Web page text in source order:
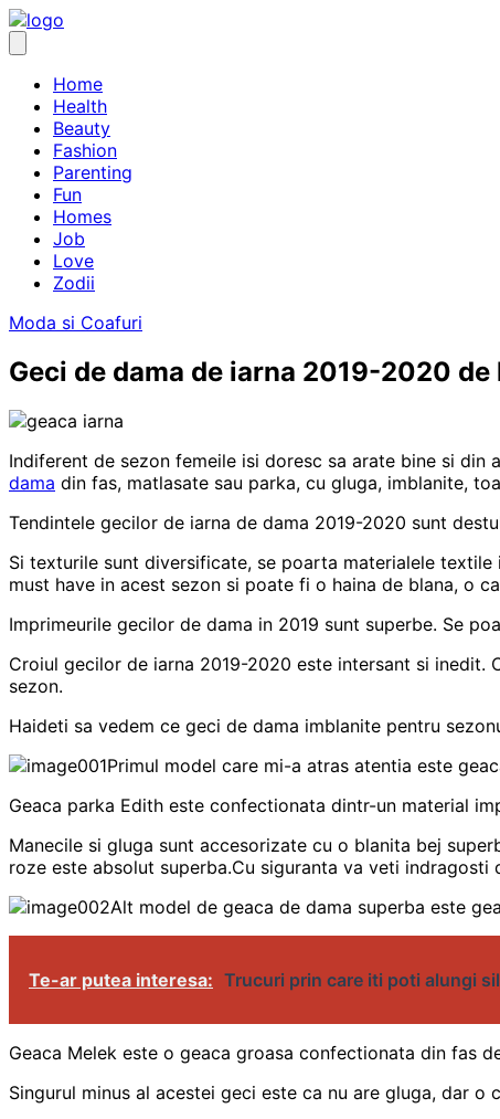
Skip
to
Home
Health
Beauty
Fashion
Parenting
Fun
Homes
Job
Love
Zodii
Moda si Coafuri
Geci de dama de iarna 2019-2020 de
Indiferent de sezon femeile isi doresc sa arate bine si
dama din fas, matlasate sau parka, cu gluga, imblanite,
Tendintele gecilor de iarna de dama 2019-2020 sunt
Si texturile sunt diversificate, se poarta materialele
must have in acest sezon si poate fi o haina de blana, o
Imprimeurile gecilor de dama in 2019 sunt superbe. Se
Croiul gecilor de iarna 2019-2020 este intersant si
sezon.
Haideti sa vedem ce geci de dama imblanite pentru
Primul model care mi-a atras atentia este
Geaca parka Edith este confectionata dintr-un material
Manecile si gluga sunt accesorizate cu o blanita bej
roze este absolut superba.Cu siguranta va veti indragosti
Alt model de geaca de dama superba este
Te-ar putea interesa: Trucuri prin care iti poti alungi
Geaca Melek este o geaca groasa confectionata din fas
Singurul minus al acestei geci este ca nu are gluga, dar